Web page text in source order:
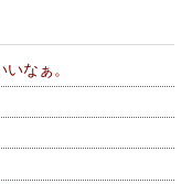
なぁ。